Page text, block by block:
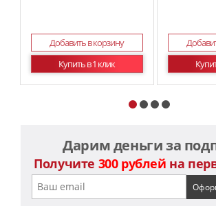
Добавить в корзину
Купить в 1 клик
Дарим деньги за
Получите 300 рублей на